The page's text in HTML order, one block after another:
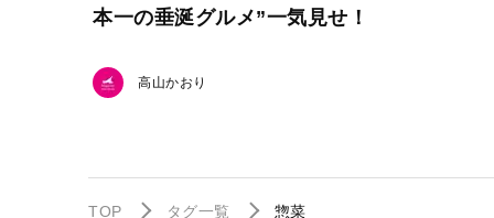
本一の垂涎グルメ”一気見せ！
高山かおり
TOP タグ一覧 惣菜